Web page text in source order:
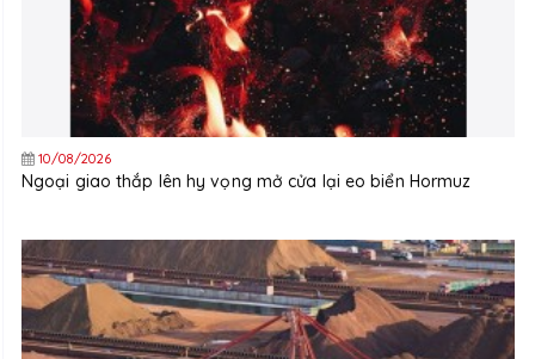
10/08/2026
Ngoại giao thắp lên hy vọng mở cửa lại eo biển Hormuz